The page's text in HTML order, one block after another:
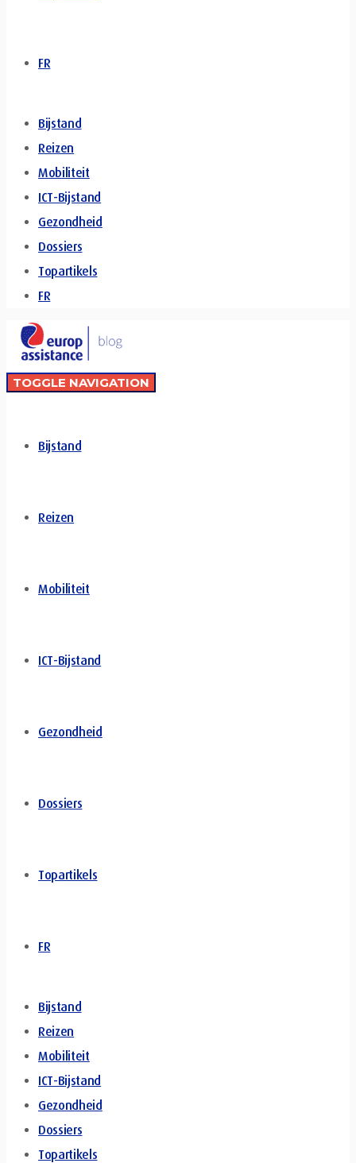
FR
Bijstand
Reizen
Mobiliteit
ICT-Bijstand
Gezondheid
Dossiers
Topartikels
FR
TOGGLE NAVIGATION
Bijstand
Reizen
Mobiliteit
ICT-Bijstand
Gezondheid
Dossiers
Topartikels
FR
Bijstand
Reizen
Mobiliteit
ICT-Bijstand
Gezondheid
Dossiers
Topartikels